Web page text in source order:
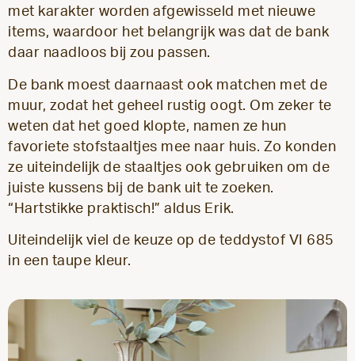
met karakter worden afgewisseld met nieuwe
items, waardoor het belangrijk was dat de bank
daar naadloos bij zou passen.
De bank moest daarnaast ook matchen met de
muur, zodat het geheel rustig oogt. Om zeker te
weten dat het goed klopte, namen ze hun
favoriete stofstaaltjes mee naar huis. Zo konden
ze uiteindelijk de staaltjes ook gebruiken om de
juiste kussens bij de bank uit te zoeken.
“Hartstikke praktisch!” aldus Erik.
Uiteindelijk viel de keuze op de teddystof VI 685
in een taupe kleur.